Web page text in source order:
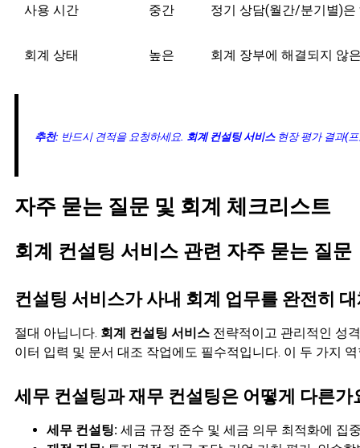
사용 시간 중간 정기 상담(월간/분기별)
회계 상태 높은 회계 장부에 해결되지 않
추천: 반드시 견적을 요청하세요. 회계 컨설팅 서비스현장 평가 결과(
자주 묻는 질문 및 회계 체크리스트
회계 컨설팅 서비스 관련 자주 묻는 질문
컨설팅 서비스가 사내 회계 업무를 완전히
절대 아닙니다. 회계 컨설팅 서비스 전략적이고 관리적인 성
이터 입력 및 문서 대조 작업에도 필수적입니다. 이 두 가지
세무 컨설팅과 재무 컨설팅은 어떻게 다른가
세무 컨설팅: 세금 규정 준수 및 세금 의무 최적화에 집